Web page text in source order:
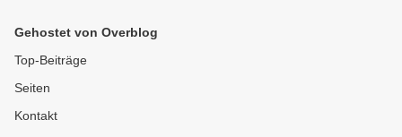
Gehostet von Overblog
Top-Beiträge
Seiten
Kontakt